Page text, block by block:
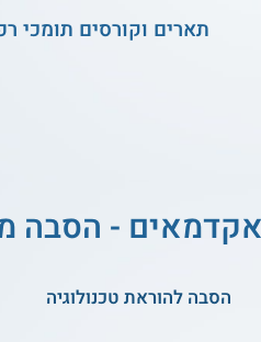
תארים וקורסים תומכי
- הסבה
הסבה להוראת טכנולוגיה